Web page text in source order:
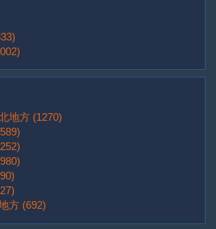
地方 (1270)
方 (692)